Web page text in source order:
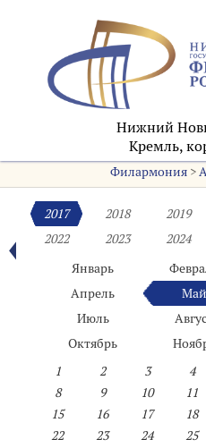
Нижний
Кремль,
Филармония>
2017 2018 2019
2022
2023 2024
Январь
Апрель
Май
Июль
Октябрь
1
2 3 4
8
9 10 11
15
16 17 18
22
23 24 25